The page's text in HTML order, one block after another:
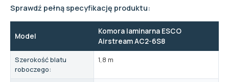
Sprawdź pełną specyfikację produktu:
Model
Komora laminarna ESCO
Airstream AC2-6S8
Szerokość blatu
roboczego:
1,8 m